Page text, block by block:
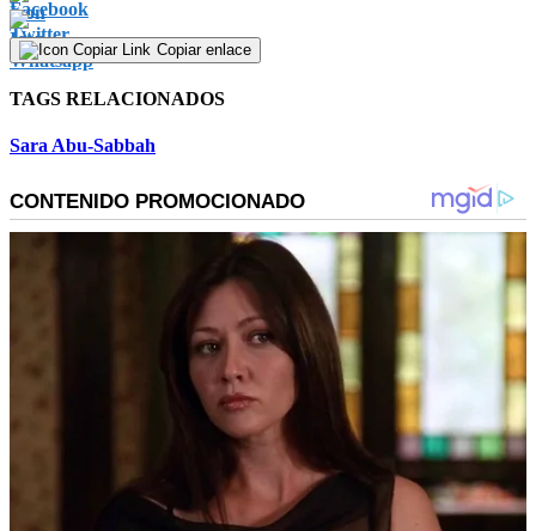
Copiar enlace
TAGS RELACIONADOS
Sara Abu-Sabbah